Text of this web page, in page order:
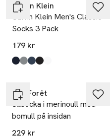
Calvin Klein
Calvin Klein Men's Classic
Socks 3 Pack
179 kr
Produkten finns i färgerna:
Navy,
Grey Melange
Denim,
Black,
White,
BleuForêt
Ullsocka i merinoull med
bomull på insidan
229 kr